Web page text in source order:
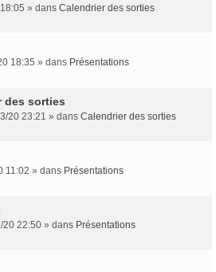
» dans Calendrier des sorties
18:35 » dans Présentations
des sorties
20 23:21 » dans Calendrier des sorties
11:02 » dans Présentations
20 22:50 » dans Présentations